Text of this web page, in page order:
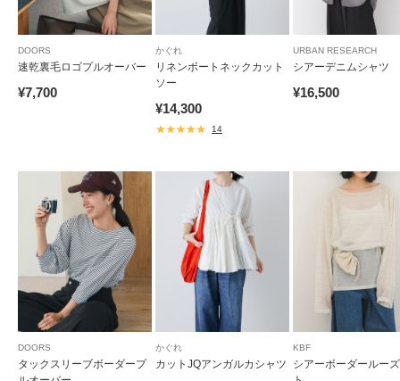
DOORS
速乾裏毛ロゴプルオーバー
¥7,700
DOORS
タックスリーブボーダープ
かぐれ
リネンボートネックカット
ソー
¥14,300
14
かぐれ
カットJQアンガルカシャツ
URBAN RESEARCH
シアーデニムシャツ
¥16,500
KBF
シアーボーダールー